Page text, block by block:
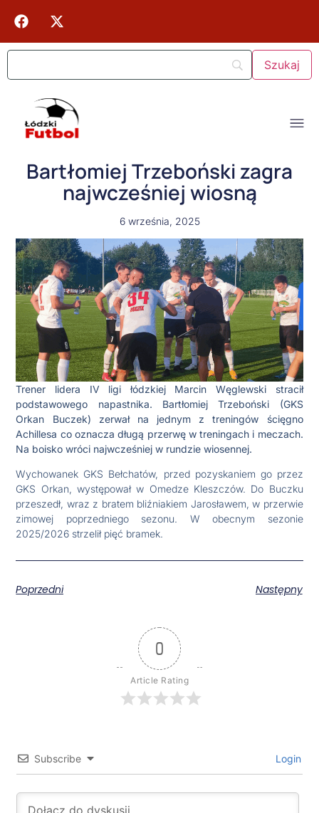
Bartłomiej Trzeboński zagra
najwcześniej wiosną
6 września, 2025
Trener lidera IV ligi łódzkiej Marcin Węglewski stracił
podstawowego napastnika. Bartłomiej Trzeboński (GKS
Orkan Buczek) zerwał na jednym z treningów ścięgno
Achillesa co oznacza długą przerwę w treningach i meczach.
Na boisko wróci najwcześniej w rundzie wiosennej.
Wychowanek GKS Bełchatów, przed pozyskaniem go przez
GKS Orkan, występował w Omedze Kleszczów. Do Buczku
przeszedł, wraz z bratem bliźniakiem Jarosławem, w przerwie
zimowej poprzedniego sezonu. W obecnym sezonie
2025/2026 strzelił pięć bramek.
Poprzedni Następny
0
Article Rating
Subscribe Login